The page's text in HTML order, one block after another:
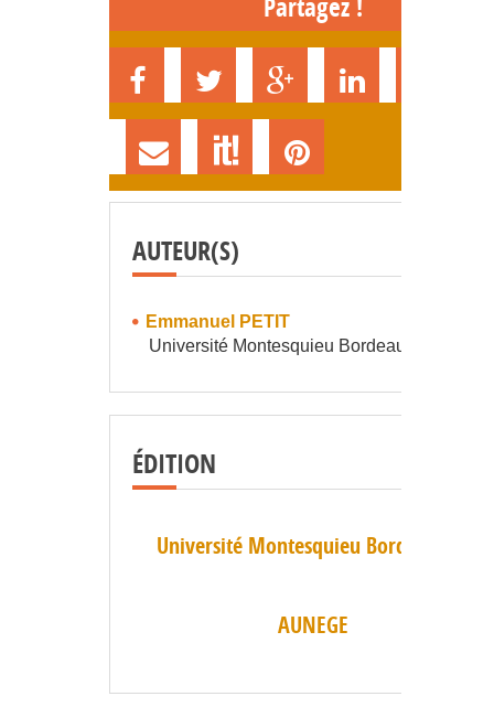
AUTEUR(S)
Emmanuel PETIT
Université Montesquieu Bordeaux IV
ÉDITION
Université Montesquieu Bordeaux IV
AUNEGE